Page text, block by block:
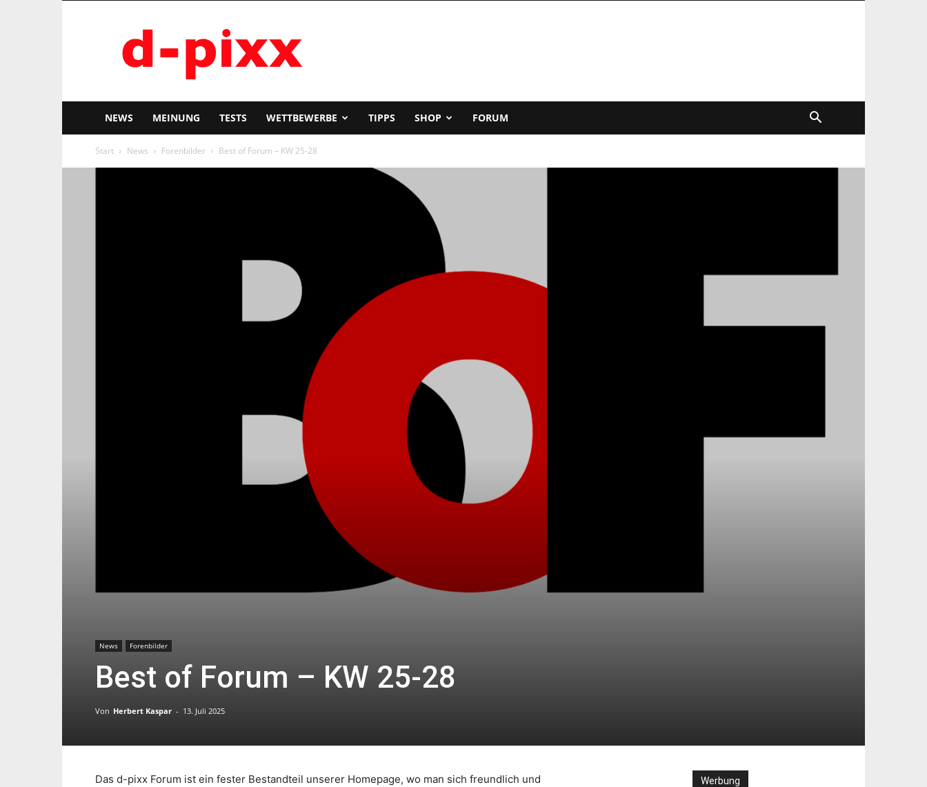
pixx
NEWS MEINUNG TESTS WETTBEWERBE TIPPS SHOP FORUM
Start News Forenbilder Best of Forum – KW 25-28
News Forenbilder
Best of Forum – KW 25-28
Von Herbert Kaspar - 13. Juli 2025
Das d-pixx Forum ist ein fester Bestandteil unserer Homepage, wo man sich freundlich und
Werbung